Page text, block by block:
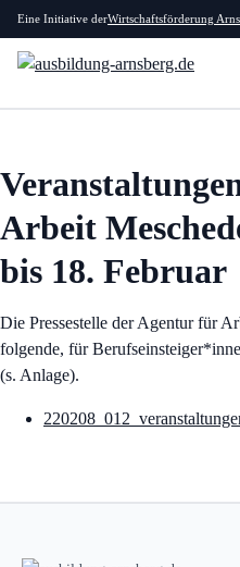
Eine Initiative derWirtschaftsförderung
Arbeit
bis 18. Februar
Die Pressestelle der Agentur für
folgende, für
(s. Anlage).